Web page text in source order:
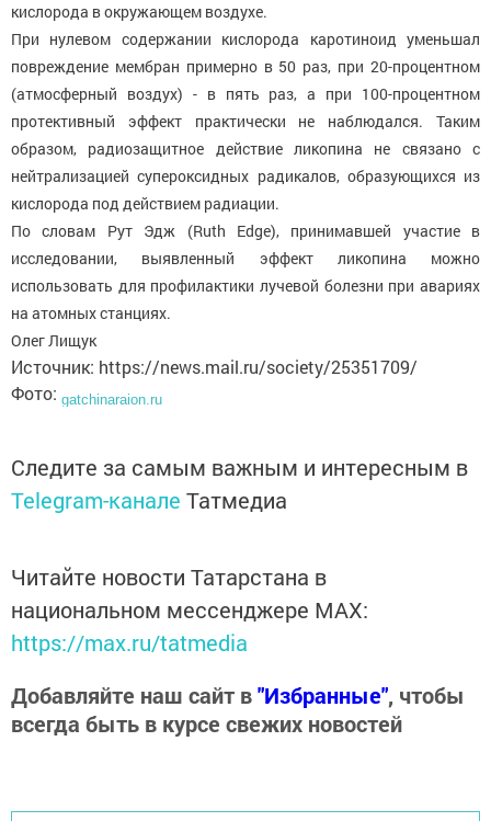
кислорода в окружающем воздухе.
При нулевом содержании кислорода каротиноид уменьшал
повреждение мембран примерно в 50 раз, при 20-процентном
(атмосферный воздух) - в пять раз, а при 100-процентном
протективный эффект практически не наблюдался. Таким
образом, радиозащитное действие ликопина не связано с
нейтрализацией супероксидных радикалов, образующихся из
кислорода под действием радиации.
По словам Рут Эдж (Ruth Edge), принимавшей участие в
исследовании, выявленный эффект ликопина можно
использовать для профилактики лучевой болезни при авариях
на атомных станциях.
Олег Лищук
Источник: https://news.mail.ru/society/25351709/
Фото: gatchinaraion.ru
Следите за самым важным и интересным в
Telegram-канале Татмедиа
Читайте новости Татарстана в
национальном мессенджере MАХ:
https://max.ru/tatmedia
Добавляйте наш сайт в"Избранные", чтобы
всегда быть в курсе свежих новостей